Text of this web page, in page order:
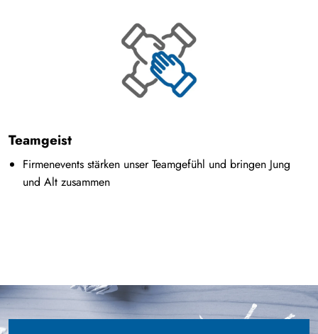
Teamgeist
Firmenevents stärken unser Teamgefühl und bringen Jung
und Alt zusammen